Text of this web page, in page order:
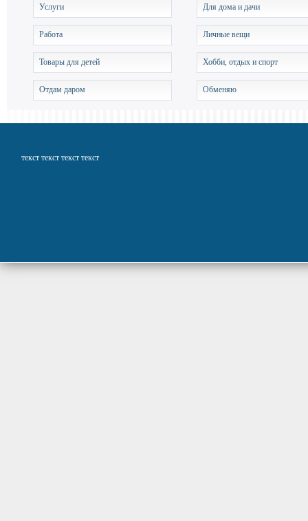
Услуги Для дома и дачи
Работа Личные вещи
Товары для детей Хобби, отдых и спорт
Отдам даром Обменяю
текст текст текст текст